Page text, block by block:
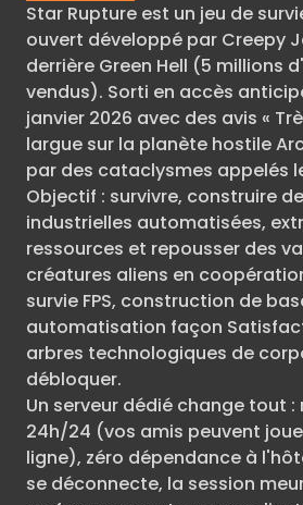
Star Rupture est un jeu de
ouvert développé par Creepy
derrière Green Hell (5 millions
vendus). Sorti en accès
janvier 2026 avec des avis «
largue sur la planète hostile
par des cataclysmes appelés
Objectif : survivre, construire
industrielles automatisées,
ressources et repousser des
créatures aliens en
survie FPS, construction de
automatisation façon
arbres technologiques de
débloquer.
Un serveur dédié change tout
24h/24 (vos amis peuvent
ligne), zéro dépendance à
se déconnecte, la session